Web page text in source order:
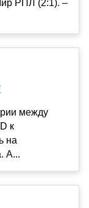
РПЛ (2:1). –
между
к
на
А...